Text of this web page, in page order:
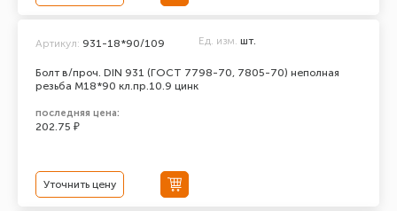
Болт в/проч. DIN 931 (ГОСТ 7798-70, 7805-70) неполная
резьба М18*90 кл.пр.10.9 цинк
Артикул: 931-18*90/109 Ед. изм. шт.
последняя цена:
202.75 ₽
Уточнить цену